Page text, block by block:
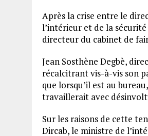
Après la crise entre le
l’intérieur et de la
directeur du cabinet de
Jean Sosthène Degbè,
récalcitrant vis-à-vis son
que lorsqu’il est au
travaillerait avec
Sur les raisons de cette
Dircab, le ministre de